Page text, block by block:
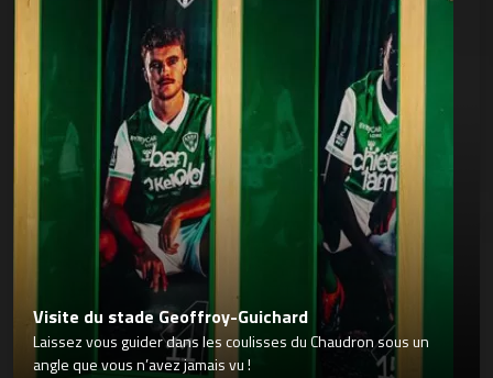
Visite du stade Geoffroy-Guichard
Laissez vous guider dans les coulisses du Chaudron sous un
angle que vous n’avez jamais vu !